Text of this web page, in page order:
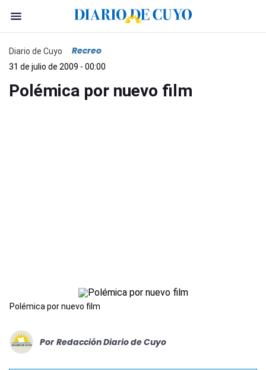
Diario de Cuyo Recreo
31 de julio de 2009 - 00:00
Polémica por nuevo film
Polémica por nuevo film
Por Redacción Diario de Cuyo